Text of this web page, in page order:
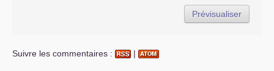
Suivre les commentaires : |